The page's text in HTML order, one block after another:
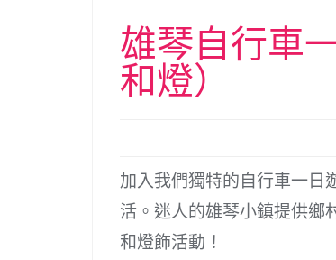
雄琴自行車
和燈）
加入我們獨特的自行車一日
活。迷人的雄琴小鎮提供鄉
和燈飾活動！